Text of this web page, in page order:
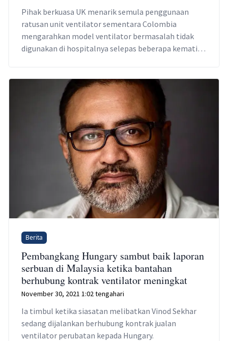
Pihak berkuasa UK menarik semula penggunaan
ratusan unit ventilator sementara Colombia
mengarahkan model ventilator bermasalah tidak
digunakan di hospitalnya selepas beberapa kematian
Berita
Pembangkang Hungary sambut baik laporan
serbuan di Malaysia ketika bantahan
berhubung kontrak ventilator meningkat
November 30, 2021 1:02 tengahari
Ia timbul ketika siasatan melibatkan Vinod Sekhar
sedang dijalankan berhubung kontrak jualan
ventilator perubatan kepada Hungary.